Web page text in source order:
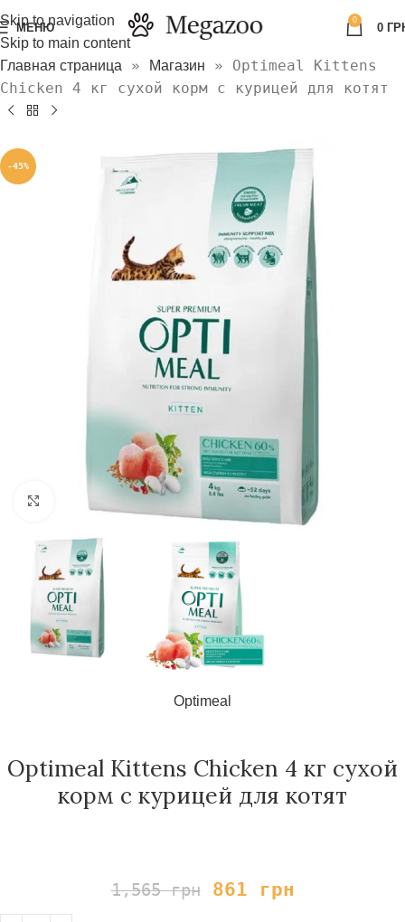
Skip to navigation
Skip to main content
МЕНЮ
0
0
Главная страница » Магазин » Optimeal Kittens
Chicken 4 кг сухой корм с курицей для котят
-45%
Нажмите, чтобы увеличить
Optimeal
Optimeal Kittens Chicken 4 кг сухой
корм с курицей для котят
1,565грн 861 грн